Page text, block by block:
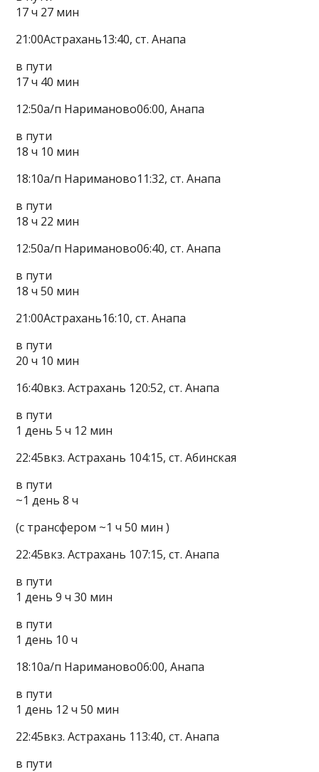
17 ч 27 мин
21:00Астрахань13:40, ст. Анапа
в пути
17 ч 40 мин
12:50а/п Нариманово06:00, Анапа
в пути
18 ч 10 мин
18:10а/п Нариманово11:32, ст. Анапа
в пути
18 ч 22 мин
12:50а/п Нариманово06:40, ст. Анапа
в пути
18 ч 50 мин
21:00Астрахань16:10, ст. Анапа
в пути
20 ч 10 мин
16:40вкз. Астрахань 120:52, ст. Анапа
в пути
1 день 5 ч 12 мин
22:45вкз. Астрахань 104:15, ст. Абинская
в пути
~1 день 8 ч
(с трансфером ~1 ч 50 мин )
22:45вкз. Астрахань 107:15, ст. Анапа
в пути
1 день 9 ч 30 мин
в пути
1 день 10 ч
18:10а/п Нариманово06:00, Анапа
в пути
1 день 12 ч 50 мин
22:45вкз. Астрахань 113:40, ст. Анапа
в пути